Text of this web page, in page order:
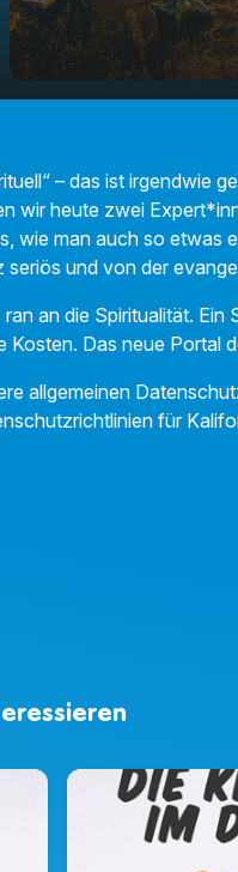
– das ist irgendwie
wir heute zwei
wie man auch so etwas
seriös und von der
ran an die Spiritualität. Ein
Kosten. Das neue Portal
allgemeinen
für